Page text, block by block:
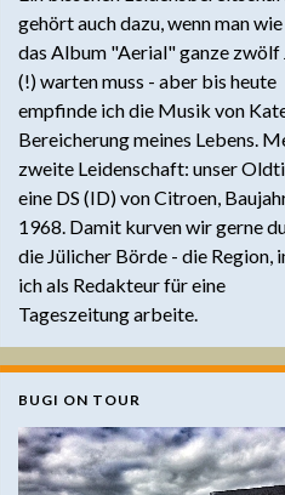
gehört auch dazu, wenn man
das Album "Aerial" ganze zwölf
(!) warten muss - aber bis heute
empfinde ich die Musik von
Bereicherung meines Lebens.
zweite Leidenschaft: unser
eine DS (ID) von Citroen,
1968. Damit kurven wir gerne
die Jülicher Börde - die Region,
ich als Redakteur für eine
Tageszeitung arbeite.
BUGI ON TOUR